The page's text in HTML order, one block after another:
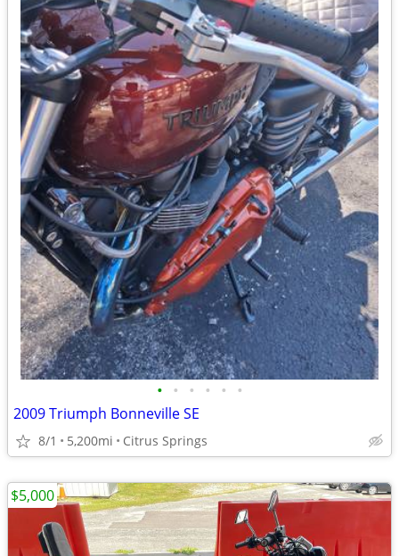
• • • • • •
2009 Triumph Bonneville SE
8/1 5,200mi Citrus Springs
$5,000